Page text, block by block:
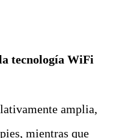
tecnología WiFi
amplia,
mientras que